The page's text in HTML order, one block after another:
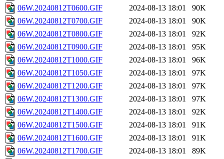
06W.20240812T0600.GIF
2024-08-13 18:01
90K
06W.20240812T0700.GIF
2024-08-13 18:01
90K
06W.20240812T0800.GIF
2024-08-13 18:01
92K
06W.20240812T0900.GIF
2024-08-13 18:01
95K
06W.20240812T1000.GIF
2024-08-13 18:01
96K
06W.20240812T1050.GIF
2024-08-13 18:01
97K
06W.20240812T1200.GIF
2024-08-13 18:01
97K
06W.20240812T1300.GIF
2024-08-13 18:01
97K
06W.20240812T1400.GIF
2024-08-13 18:01
92K
06W.20240812T1500.GIF
2024-08-13 18:01
91K
06W.20240812T1600.GIF
2024-08-13 18:01
91K
06W.20240812T1700.GIF
2024-08-13 18:01
89K